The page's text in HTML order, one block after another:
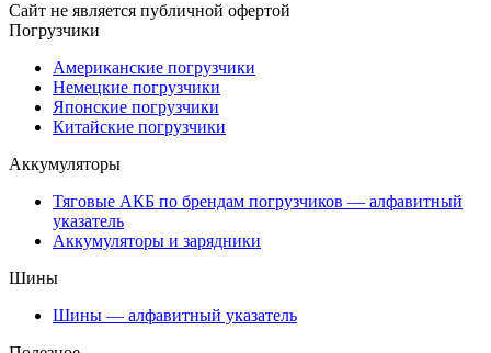
Сайт не является публичной офертой
Погрузчики
Американские погрузчики
Немецкие погрузчики
Японские погрузчики
Китайские погрузчики
Аккумуляторы
Тяговые АКБ по брендам погрузчиков — алфавитный
указатель
Аккумуляторы и зарядники
Шины
Шины — алфавитный указатель